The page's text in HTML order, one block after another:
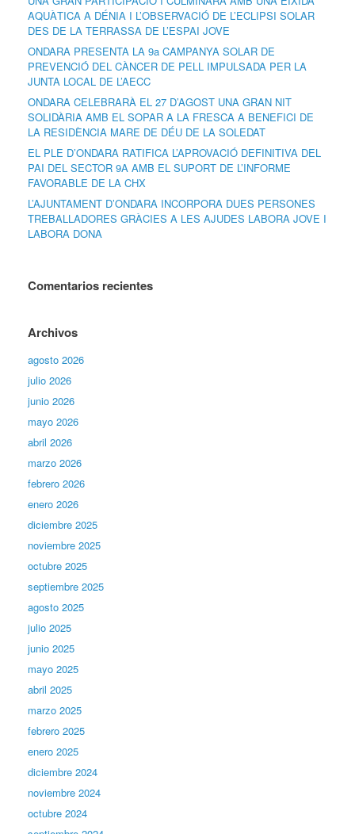
AQUÀTICA A DÉNIA I L’OBSERVACIÓ DE L’ECLIPSI SOLAR
DES DE LA TERRASSA DE L’ESPAI JOVE
ONDARA PRESENTA LA 9a CAMPANYA SOLAR DE
PREVENCIÓ DEL CÀNCER DE PELL IMPULSADA PER LA
JUNTA LOCAL DE L’AECC
ONDARA CELEBRARÀ EL 27 D’AGOST UNA GRAN NIT
SOLIDÀRIA AMB EL SOPAR A LA FRESCA A BENEFICI DE
LA RESIDÈNCIA MARE DE DÉU DE LA SOLEDAT
EL PLE D’ONDARA RATIFICA L’APROVACIÓ DEFINITIVA DEL
PAI DEL SECTOR 9A AMB EL SUPORT DE L’INFORME
FAVORABLE DE LA CHX
L’AJUNTAMENT D’ONDARA INCORPORA DUES PERSONES
TREBALLADORES GRÀCIES A LES AJUDES LABORA JOVE I
LABORA DONA
Comentarios recientes
Archivos
agosto 2026
julio 2026
junio 2026
mayo 2026
abril 2026
marzo 2026
febrero 2026
enero 2026
diciembre 2025
noviembre 2025
octubre 2025
septiembre 2025
agosto 2025
julio 2025
junio 2025
mayo 2025
abril 2025
marzo 2025
febrero 2025
enero 2025
diciembre 2024
noviembre 2024
octubre 2024